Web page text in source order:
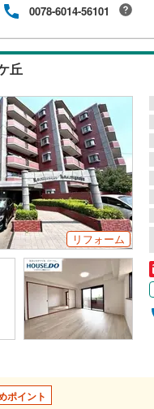
0078-6014-56101
丘
リフォーム
ポイント